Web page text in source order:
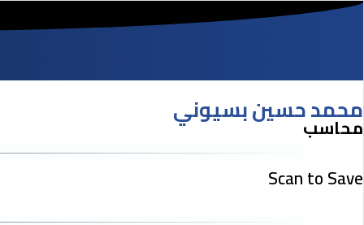
محمد حسين بسيوني
محاسب
Scan to Save